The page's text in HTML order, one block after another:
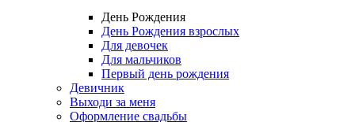
День Рождения
День Рождения взрослых
Для девочек
Для мальчиков
Первый день рождения
Девичник
Выходи за меня
Оформление свадьбы